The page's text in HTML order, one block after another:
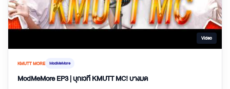
Video
KMUTT MORE ModMeMore
ModMeMore EP3 | บุกเวที KMUTT MC! บางมด